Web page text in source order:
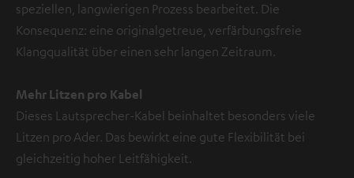
speziellen, langwierigen Prozess bearbeitet. Die
Konsequenz: eine originalgetreue, verfärbungsfreie
Klangqualität über einen sehr langen Zeitraum.
Mehr Litzen pro Kabel
Dieses Lautsprecher-Kabel beinhaltet besonders viele
Litzen pro Ader. Das bewirkt eine gute Flexibilität bei
gleichzeitig hoher Leitfähigkeit.